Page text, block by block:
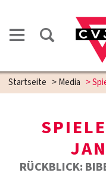
Startseite >Media >
RÜCKBLICK: